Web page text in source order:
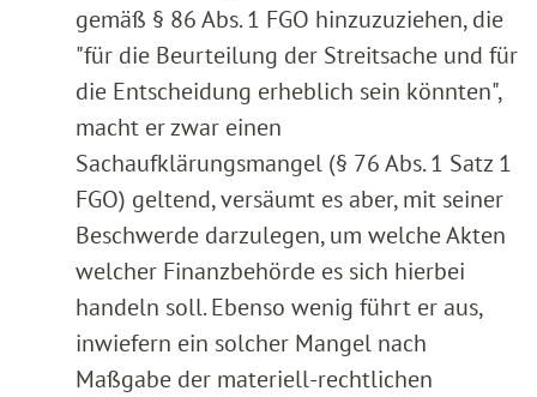
gemäß § 86 Abs. 1 FGO hinzuzuziehen, die
"für die Beurteilung der Streitsache und für
die Entscheidung erheblich sein könnten",
macht er zwar einen
Sachaufklärungsmangel (§ 76 Abs. 1 Satz 1
FGO) geltend, versäumt es aber, mit seiner
Beschwerde darzulegen, um welche Akten
welcher Finanzbehörde es sich hierbei
handeln soll. Ebenso wenig führt er aus,
inwiefern ein solcher Mangel nach
Maßgabe der materiell-rechtlichen